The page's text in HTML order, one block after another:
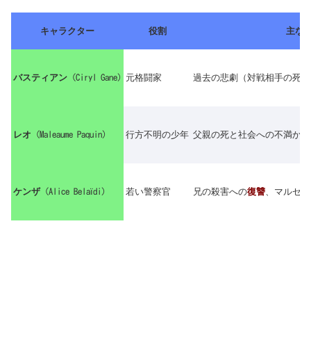
キャラクター 役割 主な
バスティアン (Ciryl Gane) 元格闘家 過去の悲劇（対戦相手の死
レオ (Maleaume Paquin) 行方不明の少年 父親の死と社会への不満から
ケンザ(Alice Belaïdi) 若い警察官 兄の殺害への復讐 、マルセ